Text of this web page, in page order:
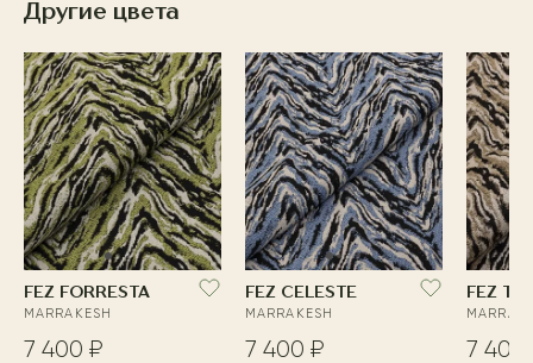
Другие цвета
FEZ FORRESTA
MARRAKESH
7 400 ₽
FEZ CELESTE
MARRAKESH
7 400 ₽
FEZ
7 400